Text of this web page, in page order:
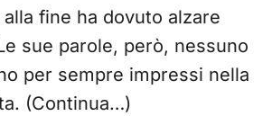
fine ha dovuto alzare
sue parole, però, nessuno
per sempre impressi nella
(Continua…)